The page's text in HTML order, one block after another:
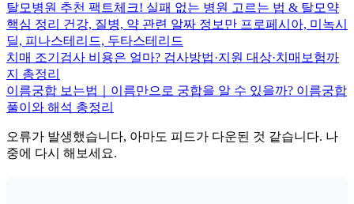
탈모병원 추천 팩트체크! 실패 없는 병원 고르는 법 & 탈모약
핵심 정리 건강, 질병, 약 관련 알짜 정보만 프로페시아, 미녹시
딜, 피나스테리드, 두타스테리드
치매 조기검사 비용은 얼마? 검사방법·지원 대상·치매보험까
지 총정리
이름궁합 보는법｜이름만으로 궁합을 알 수 있을까? 이름궁합
풀이와 해석 총정리
오류가 발생했습니다, 아마도 피드가 다운된 것 같습니다. 나
중에 다시 해보세요.